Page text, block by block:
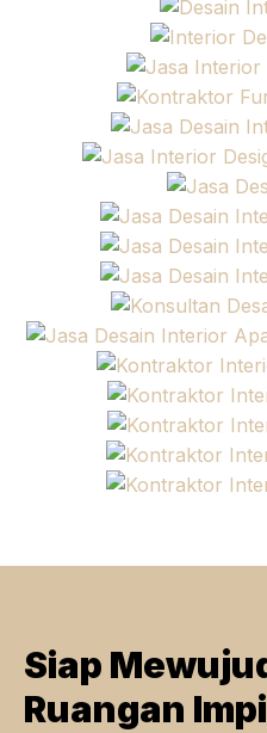
Siap
Ruangan